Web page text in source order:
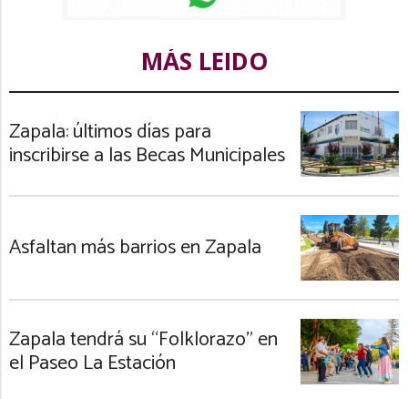
MÁS LEIDO
Zapala: últimos días para
inscribirse a las Becas Municipales
Asfaltan más barrios en Zapala
Zapala tendrá su “Folklorazo” en
el Paseo La Estación